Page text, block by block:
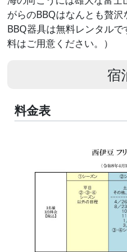
がらのBBQはなんとも贅沢
BBQ器具は無料レンタル
料はご用意ください。）
宿
料金表